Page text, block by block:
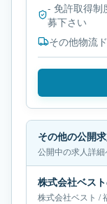
- 免許取得制
募下さい
その他物流
その他の公開
公開中の求人詳細
株式会社ベスト /